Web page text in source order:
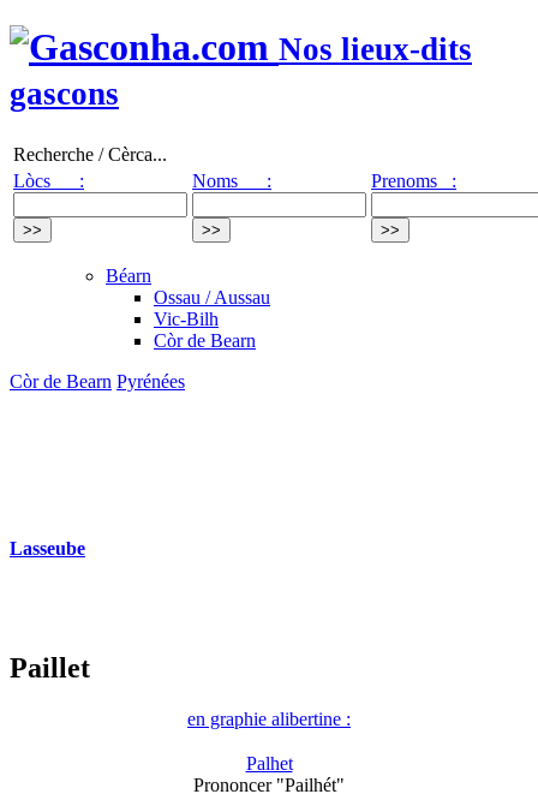
Nos lieux-dits
gascons
Recherche / Cèrca...
Lòcs :
Noms : Prenoms :
Béarn
Ossau / Aussau
Vic-Bilh
Còr de Bearn
Còr de Bearn Pyrénées
Lasseube
Paillet
en graphie alibertine :
Palhet
Prononcer "Pailhét"